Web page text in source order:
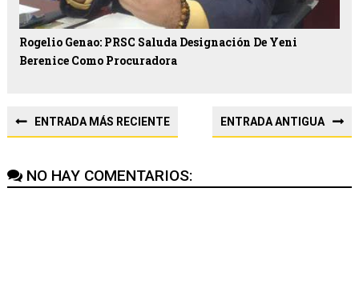
Rogelio Genao: PRSC Saluda Designación De Yeni
Berenice Como Procuradora
ENTRADA MÁS RECIENTE ENTRADA ANTIGUA
NO HAY COMENTARIOS: